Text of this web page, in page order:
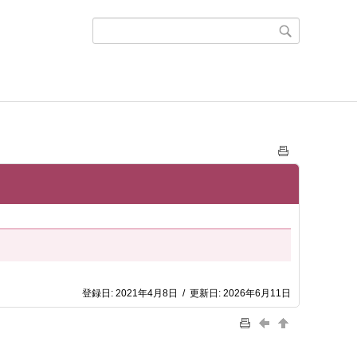
登録日: 2021年4月8日 / 更新日: 2026年6月11日